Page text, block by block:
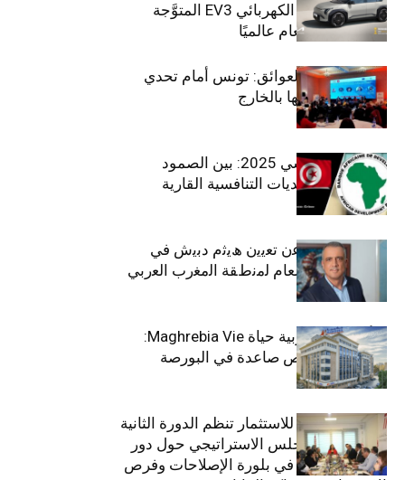
الـدفع الرباعي الكهربائي EV3 المتوَّجة
بلقب سيارة العام عالميًا
بين الطموح والعوائق: تونس أمام تحدي
استعادة كفاءاتها بالخارج
الاقتصاد التونسي 2025: بين الصمود
الاجتماعي وتحديات التنافسية القارية
ﺗﯾﺗرا ﺑﺎك ﺗﻌﻠن ﻋن ﺗﻌﯾﯾن ھﯾﺛم دﺑﯾش ﻓﻲ
ﻣﻧﺻب اﻟﻣدﯾر اﻟﻌﺎم ﻟﻣﻧطﻘﺔ اﻟﻣﻐرب اﻟﻌرﺑﻲ
وﻏرب أﻓرﯾﻘﯾﺎ
التأمينات المغربية حياة Maghrebia Vie:
فاعل رائد بفرص صاعدة في البورصة
(+34.8%)
الهيئة التونسية للاستثمار تنظم الدورة الثانية
والعشرين للمجلس الاستراتيجي حول دور
القطاع الخاص في بلورة الإصلاحات وفرص